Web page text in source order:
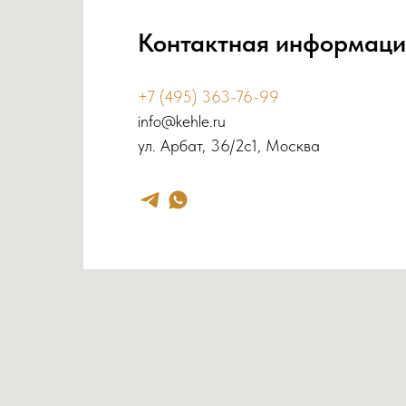
Контактная
+7 (495) 363-76-99
info@kehle.ru
ул. Арбат, 36/2с1, Москва